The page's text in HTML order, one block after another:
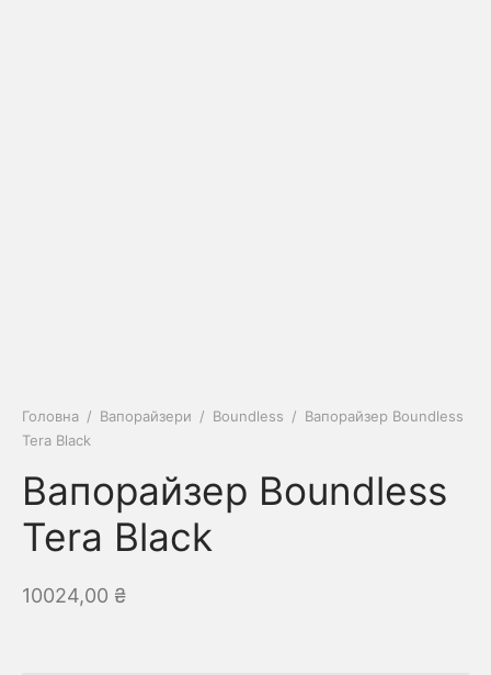
Головна / Вапорайзери / Boundless / Вапорайзер Boundless
Tera Black
Вапорайзер Boundless
Tera Black
10024,00 ₴